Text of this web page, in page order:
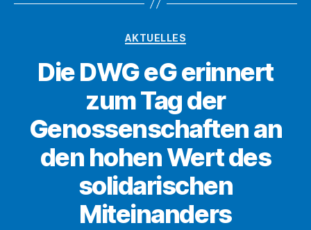
von
profitieren“
Kategorien
AKTUELLES
Die DWG eG erinnert
zum Tag der
Genossenschaften an
den hohen Wert des
solidarischen
Miteinanders